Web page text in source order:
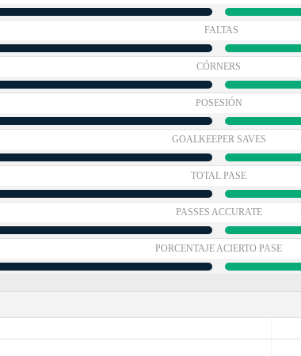
FALTAS
CÓRNERS
POSESIÓN
GOALKEEPER SAVES
TOTAL PASE
PASSES ACCURATE
PORCENTAJE ACIERTO PASE